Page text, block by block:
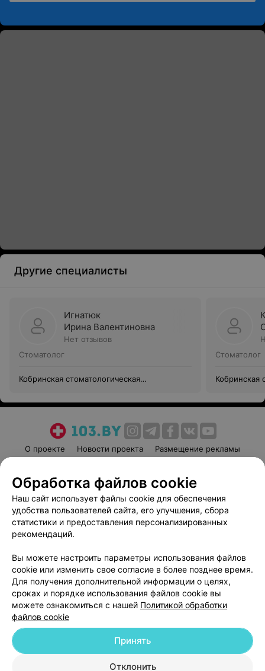
Другие специалисты
Игнатюк
Ирина Валентиновна
Нет отзывов
Стоматолог
Кобринская стоматологическая
Стоматолог
Кобринская
О проекте Новости проекта
Размещение рекламы
Пользовательское соглашение
Способы оплаты
Вакансии
Партнеры
Написать руководителю 103.by
Обработка персональных данных
© 2026 ООО «Артокс Лаб», УНП 191700409
| 220012, Республика Беларусь,
Обработка файлов cookie
Наш сайт использует файлы cookie для обеспечения
удобства пользователей сайта, его улучшения, сбора
статистики и предоставления персонализированных
рекомендаций.
Вы можете настроить параметры использования файлов
cookie или изменить свое согласие в более позднее время.
Для получения дополнительной информации о целях,
сроках и порядке использования файлов cookie вы
можете ознакомиться с нашей Политикой обработки
файлов cookie
Отклонить
Принять